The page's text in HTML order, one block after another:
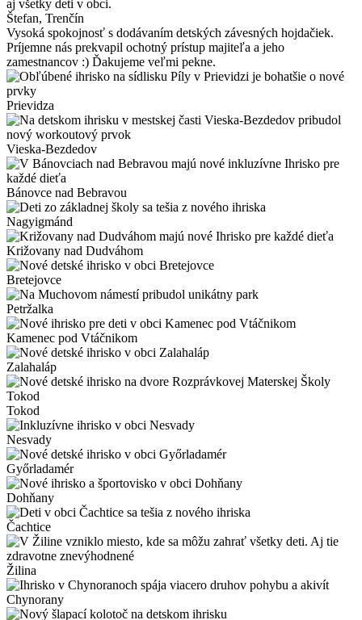
aj všetky deti v obci.
Štefan, Trenčín
Vysoká spokojnosť s dodávaním detských závesných hojdačiek.
Príjemne nás prekvapil ochotný prístup majiteľa a jeho
zamestnancov :) Ďakujeme veľmi pekne.
Prievidza
Vieska-Bezdedov
Bánovce nad Bebravou
Nagyigmánd
Križovany nad Dudváhom
Bretejovce
Petržalka
Kamenec pod Vtáčnikom
Zalahaláp
Tokod
Nesvady
Győrladamér
Dohňany
Čachtice
Žilina
Chynorany